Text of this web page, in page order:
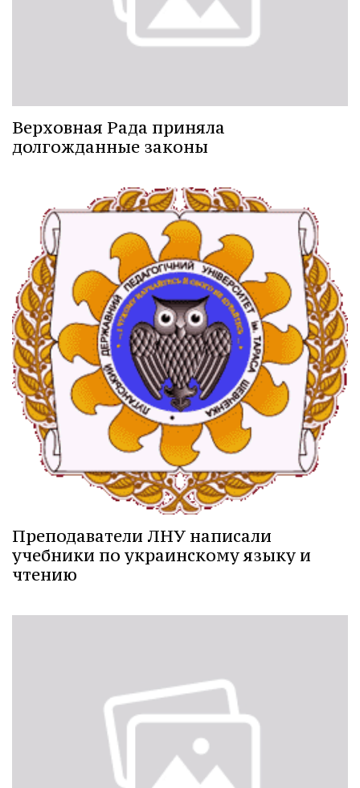
Верховная Рада приняла
долгожданные законы
Преподаватели ЛНУ написали
учебники по украинскому языку и
чтению